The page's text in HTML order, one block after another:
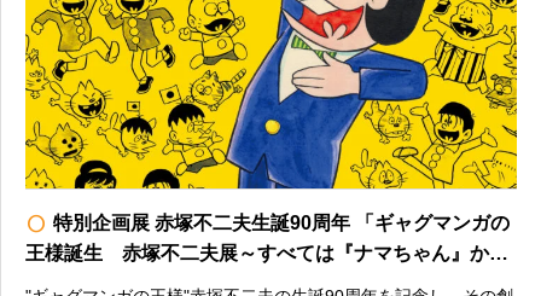
radio_button_unchecked 特別企画展 赤塚不二夫生誕90周年 「ギャグマンガの
王様誕生 赤塚不二夫展～すべては『ナマちゃん』から
始まった～」